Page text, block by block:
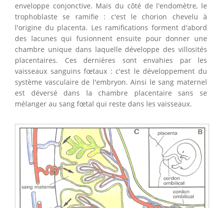
enveloppe conjonctive. Mais du côté de l'endomètre, le
trophoblaste se ramifie : c'est le chorion chevelu à
l'origine du placenta. Les ramifications forment d'abord
des lacunes qui fusionnent ensuite pour donner une
chambre unique dans laquelle développe des villosités
placentaires. Ces dernières sont envahies par les
vaisseaux sanguins fœtaux : c'est le développement du
système vasculaire de l'embryon. Ainsi le sang maternel
est déversé dans la chambre placentaire sans se
mélanger au sang fœtal qui reste dans les vaisseaux.